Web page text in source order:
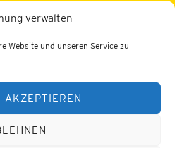
verwalten
Website und unseren Service zu
AKZEPTIEREN